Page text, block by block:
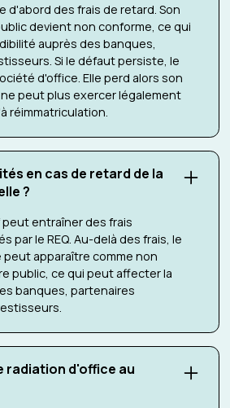
d'abord des frais de retard. Son
devient non conforme, ce qui
auprès des banques,
Si le défaut persiste, le
d'office. Elle perd alors son
peut plus exercer légalement
réimmatriculation.
en cas de retard de la
?
entraîner des frais
par le REQ. Au-delà des frais, le
apparaître comme non
public, ce qui peut affecter la
banques, partenaires
radiation d'office au